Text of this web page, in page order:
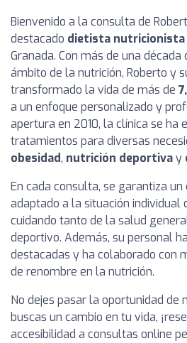
Bienvenido a la consulta de
destacado dietista nutricionista
Granada. Con más de una
ámbito de la nutrición, Roberto y
transformado la vida de más de
a un enfoque personalizado y
apertura en 2010, la clínica se ha
tratamientos para diversas
obesidad, nutrición deportivay
En cada consulta, se garantiza
adaptado a la situación individual
cuidando tanto de la salud
deportivo. Además, su personal
destacadas y ha colaborado con
de renombre en la nutrición.
No dejes pasar la oportunidad de
buscas un cambio en tu vida,
accesibilidad a consultas online